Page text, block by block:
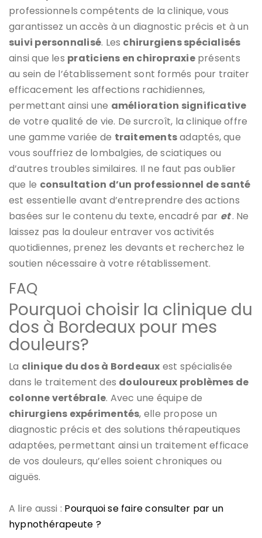
professionnels compétents de la clinique, vous
garantissez un accès à un diagnostic précis et à un
suivi personnalisé. Les chirurgiens spécialisés
ainsi que les praticiens en chiropraxieprésents
au sein de l’établissement sont formés pour traiter
efficacement les affections rachidiennes,
permettant ainsi une amélioration significative
de votre qualité de vie. De surcroît, la clinique offre
une gamme variée de traitementsadaptés, que
vous souffriez de lombalgies, de sciatiques ou
d’autres troubles similaires. Il ne faut pas oublier
que le consultation d’un professionnel de santé
est essentielle avant d’entreprendre des actions
basées sur le contenu du texte, encadré par et. Ne
laissez pas la douleur entraver vos activités
quotidiennes, prenez les devants et recherchez le
soutien nécessaire à votre rétablissement.
FAQ
Pourquoi choisir la clinique du
dos à Bordeaux pour mes
douleurs?
La clinique du dos à Bordeaux est spécialisée
dans le traitement des douloureux problèmes de
colonne vertébrale. Avec une équipe de
chirurgiens expérimentés, elle propose un
diagnostic précis et des solutions thérapeutiques
adaptées, permettant ainsi un traitement efficace
de vos douleurs, qu’elles soient chroniques ou
aiguës.
A lire aussi : Pourquoi se faire consulter par un
hypnothérapeute ?